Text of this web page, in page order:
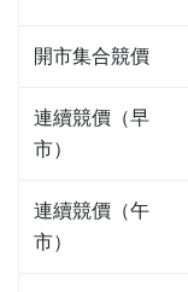
開市集合競價
連續競價（早
市）
連續競價（午
市）